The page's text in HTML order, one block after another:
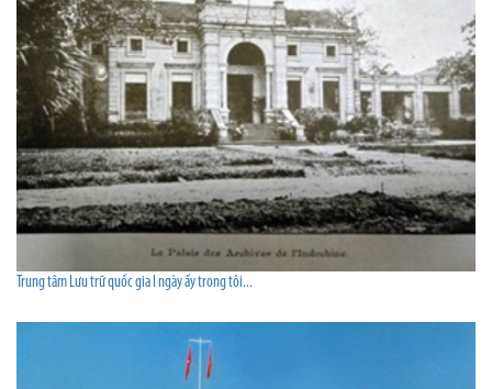
Trung tâm Lưu trữ quốc gia I ngày ấy trong tôi...